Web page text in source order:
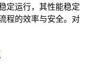
定运行，其性能稳定
程的效率与安全。对